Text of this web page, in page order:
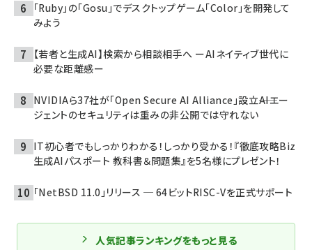
「Ruby」の「Gosu」でデスクトップゲーム「Color」を開発して
みよう
【若者と生成AI】検索から相談相手へ ーAIネイティブ世代に
必要な距離感ー
NVIDIAら37社が「Open Secure AI Alliance」設立――AIエー
ジェントのセキュリティは重みの非公開では守れない
IT初心者でもしっかりわかる！しっかり受かる！『徹底攻略Biz
生成AIパスポート 教科書＆問題集』を5名様にプレゼント！
「NetBSD 11.0」リリース ─ 64ビットRISC-Vを正式サポート
人気記事ランキングをもっと見る